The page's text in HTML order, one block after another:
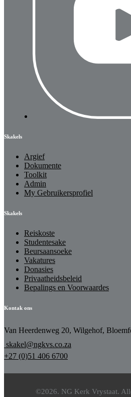
Skakels
Argief
Dokumente
Toolkit
Admin
My Gebruikersprofiel
Skakels
Reiskoste
Studentesake
Beursaansoeke
Vakatures
Donasies
Privaatheidsbeleid
Bepalings en Voorwaardes
Kontak ons
Van Heerdenweg 20, Wilgehof,
skakel@ngkvs.co.za
+27 (0)51 406 6700
©2026. NG Kerk Vrystaat.